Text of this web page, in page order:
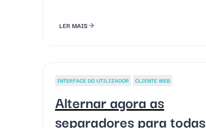
LER MAIS
INTERFACE DO UTILIZADOR CLIENTE WEB
Alternar agora as
separadores para todas